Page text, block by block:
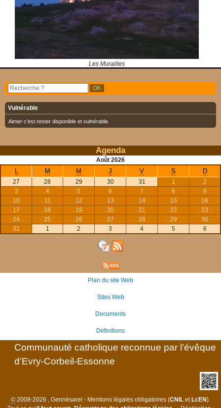
Les Murailles
Vulnérable
Aimer c’est rester disponible et vulnérable.
Agenda
Août 2026
M M J V S D
27 28 29 30 31 1
2
3
4 5 6 7 8
9
10
11 12 13 14 15
16
17
18 19 20 21 22
23
24
25 26 27 28 29
30
31
1 2 3 4 5 6
Plan du site Web
Sites Web
Documents
Définitions
Communauté catholique reconnue par l’évêque
d’Evry-Corbeil-Essonne
© 2008-2026 , Gennésaret • Mentions légales obligatoires (CNIL et LcEN).